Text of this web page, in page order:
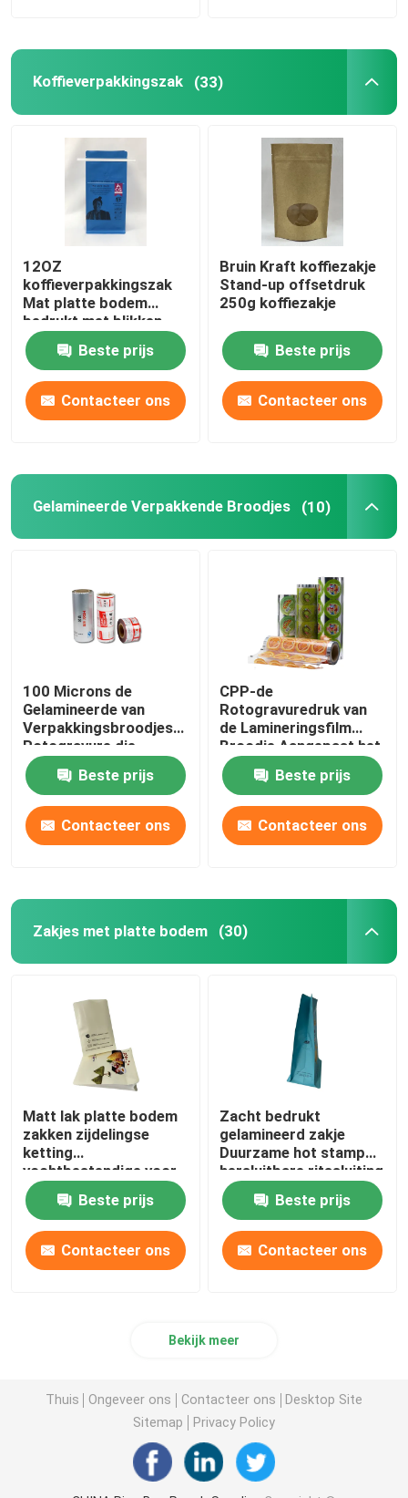
Rice Packaging Bag
Verpakkende Etiketstickers
Koffieverpakkingszak (33)
12OZ
koffieverpakkingszak
Mat platte bodem
bedrukt met blikken
stropdas
Beste prijs
Contacteer ons
Bruin Kraft koffiezakje
Stand-up offsetdruk
250g koffiezakje
Beste prijs
Contacteer ons
Gelamineerde Verpakkende Broodjes (10)
100 Microns de
Gelamineerde van
Verpakkingsbroodjes
Rotogravure die
Gelamineerd
Filmbroodje drukken
Beste prijs
Contacteer ons
CPP-de
Rotogravuredruk van
de Lamineringsfilm
Broodje Aangepast het
Lamineren Bladbroodje
Beste prijs
Contacteer ons
Zakjes met platte bodem (30)
Matt lak platte bodem
zakken zijdelingse
ketting
vochtbestendige voor
rijst voedsel
Beste prijs
Contacteer ons
Zacht bedrukt
gelamineerd zakje
Duurzame hot stamp
hersluitbare ritssluiting
Beste prijs
Contacteer ons
Bekijk meer
Thuis Ongeveer ons Contacteer ons
Desktop Site
Sitemap
Privacy Policy